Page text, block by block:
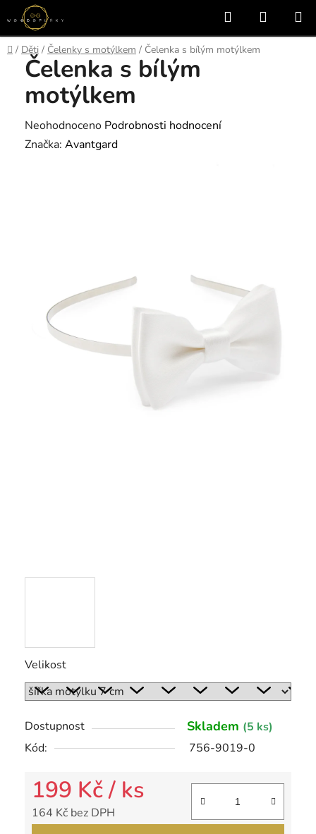
Přejít
na
obsah
Hledat
KOŠÍK
Domů
/ Děti / Čelenky s motýlkem / Čelenka s bílým motýlkem
Velikost
Dostupnost Skladem (5 ks)
Kód:
756-9019-0
199 Kč/ ks
164 Kč bez DPH
Čelenka s bílým
motýlkem
Průměrné
hodnocení
Neohodnoceno Podrobnosti hodnocení
Značka: Avantgard